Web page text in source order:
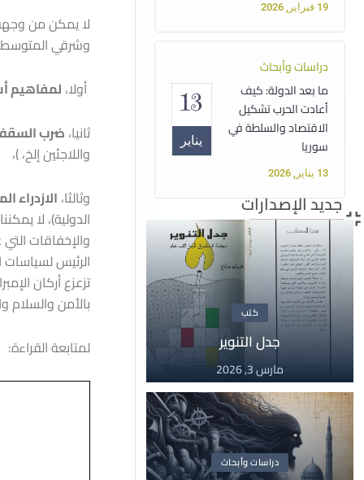
19 فبراير, 2026
دراسات وأبحاث
ما بعد الدولة: كيف
أعادت الحرب تشكيل
الاقتصاد والسلطة في
سوريا
13 يناير, 2026
13
يناير
دبلوم
دبلوم حقوق الإنسان
الأساسية غير القابلة
للتصرف
15 أغسطس, 2025
15
أغسطس
مقالات
سوريا تحت سلطان
الفاشية الجهادية
14
مايو
جديد الإصدارات
كتب
جدل التنوير
مارس 3, 2026
دراسات وأبحاث
لا يمكن من
وشرقي
أولا، لمفاهيم
ثانيا،ضرب
واللاجئين إلخ، )،
وثالثا،الازدراء
الدولية)، لا
والإخفاقات
الرئيس لسياسات
تزعزع أركان
بالأمن والسلام
لمتابعة القراءة: